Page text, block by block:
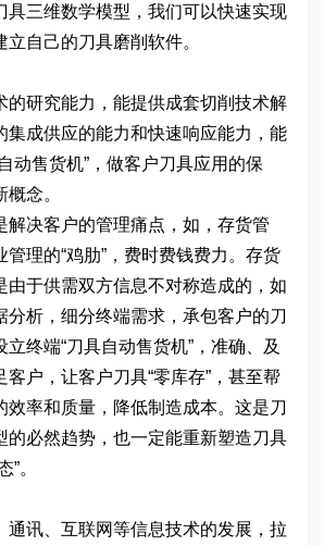
具三维数学模型，我们可以快速实现
自己的刀具磨削软件。
研究能力，能提供成套切削技术解
集成供应的能力和快速响应能力，能
动售货机”，做客户刀具应用的保
念。
决客户的管理痛点，如，存货管
理的“鸡肋”，费时费钱费力。存货
由于供需双方信息不对称造成的，如
分析，细分终端需求，承包客户的刀
终端“刀具自动售货机”，准确、及
客户，让客户刀具“零库存”，甚至帮
效率和质量，降低制造成本。这是刀
的必然趋势，也一定能重新塑造刀具
”。
讯、互联网等信息技术的发展，拉